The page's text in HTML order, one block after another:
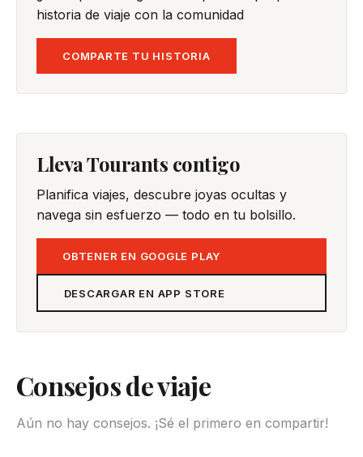
historia de viaje con la comunidad
COMPARTE TU HISTORIA
Lleva Tourants contigo
Planifica viajes, descubre joyas ocultas y
navega sin esfuerzo — todo en tu bolsillo.
OBTENER EN GOOGLE PLAY
DESCARGAR EN APP STORE
Consejos de viaje
Aún no hay consejos. ¡Sé el primero en compartir!